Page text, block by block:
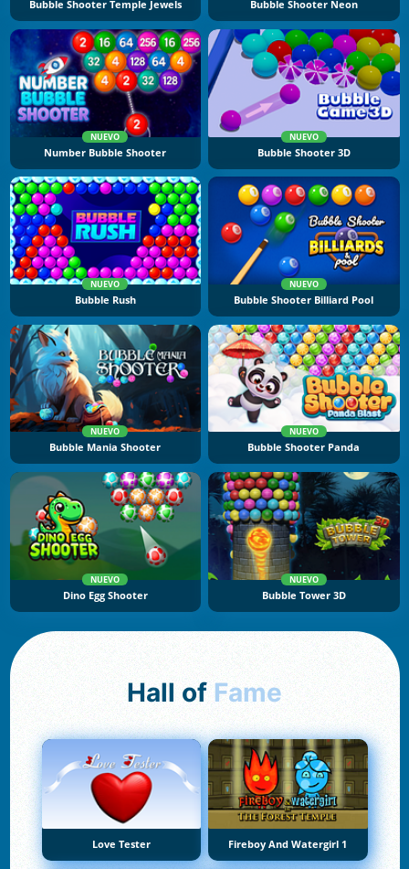
Bubble Shooter Temple Jewels Bubble Shooter Neon
NUEVO
Number Bubble Shooter
NUEVO
Bubble Shooter 3D
NUEVO
Bubble Rush
NUEVO
Bubble Shooter Billiard Pool
NUEVO
Bubble Mania Shooter
NUEVO
Bubble Shooter Panda
NUEVO
Dino Egg Shooter
NUEVO
Bubble Tower 3D
Hall of Fame
Love Tester Fireboy And Watergirl 1